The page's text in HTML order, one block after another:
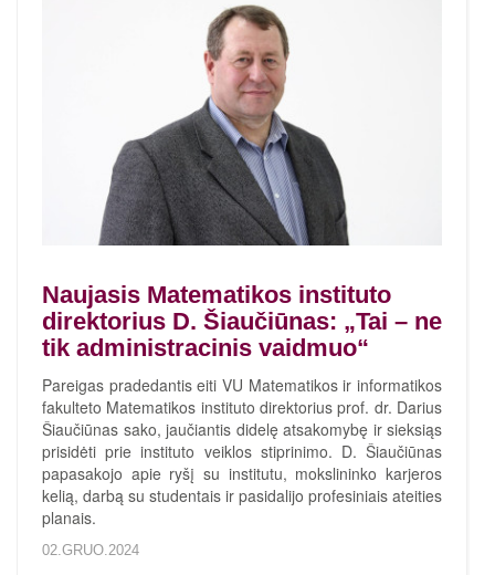
Naujasis Matematikos instituto
direktorius D. Šiaučiūnas: „Tai – ne
tik administracinis vaidmuo“
Pareigas pradedantis eiti VU Matematikos ir informatikos
fakulteto Matematikos instituto direktorius prof. dr. Darius
Šiaučiūnas sako, jaučiantis didelę atsakomybę ir sieksiąs
prisidėti prie instituto veiklos stiprinimo. D. Šiaučiūnas
papasakojo apie ryšį su institutu, mokslininko karjeros
kelią, darbą su studentais ir pasidalijo profesiniais ateities
planais.
02.GRUO.2024